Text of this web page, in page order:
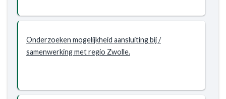
Onderzoeken mogelijkheid aansluiting bij /
samenwerking met regio Zwolle.